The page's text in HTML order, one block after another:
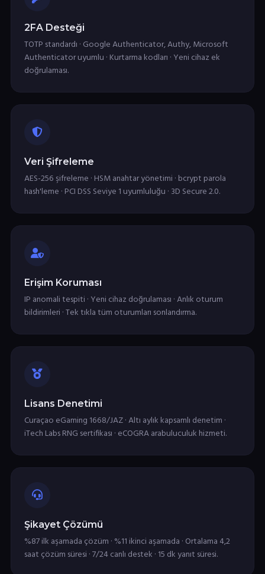
2FA Desteği
TOTP standardı · Google Authenticator, Authy, Microsoft
Authenticator uyumlu · Kurtarma kodları · Yeni cihaz ek
doğrulaması.
Veri Şifreleme
AES-256 şifreleme · HSM anahtar yönetimi · bcrypt parola
hash'leme · PCI DSS Seviye 1 uyumluluğu · 3D Secure 2.0.
Erişim Koruması
IP anomali tespiti · Yeni cihaz doğrulaması · Anlık oturum
bildirimleri · Tek tıkla tüm oturumları sonlandırma.
Lisans Denetimi
Curaçao eGaming 1668/JAZ · Altı aylık kapsamlı denetim ·
iTech Labs RNG sertifikası · eCOGRA arabuluculuk hizmeti.
Şikayet Çözümü
%87 ilk aşamada çözüm · %11 ikinci aşamada · Ortalama 4,2
saat çözüm süresi · 7/24 canlı destek · 15 dk yanıt süresi.